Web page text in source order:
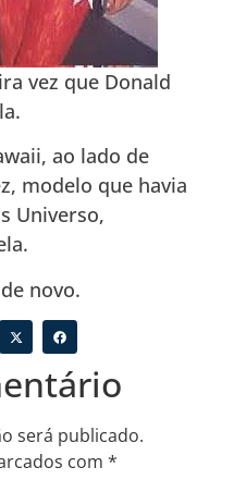
vez que Donald
ao lado de
modelo que havia
Universo,
novo.
será publicado.
com *